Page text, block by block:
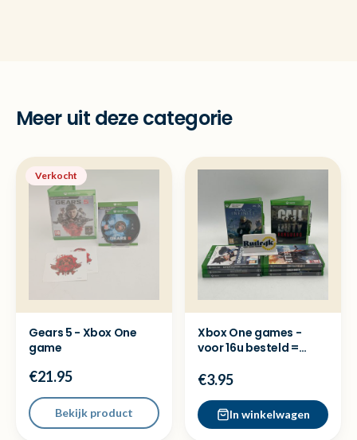
Meer uit deze categorie
Verkocht
Gears 5 - Xbox One
game
€21.95
Bekijk product
Xbox One games -
voor 16u besteld =
verzonden
€3.95
In winkelwagen